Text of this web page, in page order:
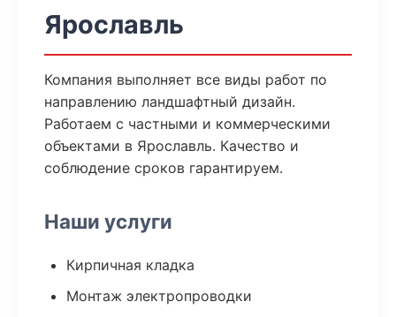
Ярославль
Компания выполняет все виды работ по
направлению ландшафтный дизайн.
Работаем с частными и коммерческими
объектами в Ярославль. Качество и
соблюдение сроков гарантируем.
Наши услуги
Кирпичная кладка
Монтаж электропроводки